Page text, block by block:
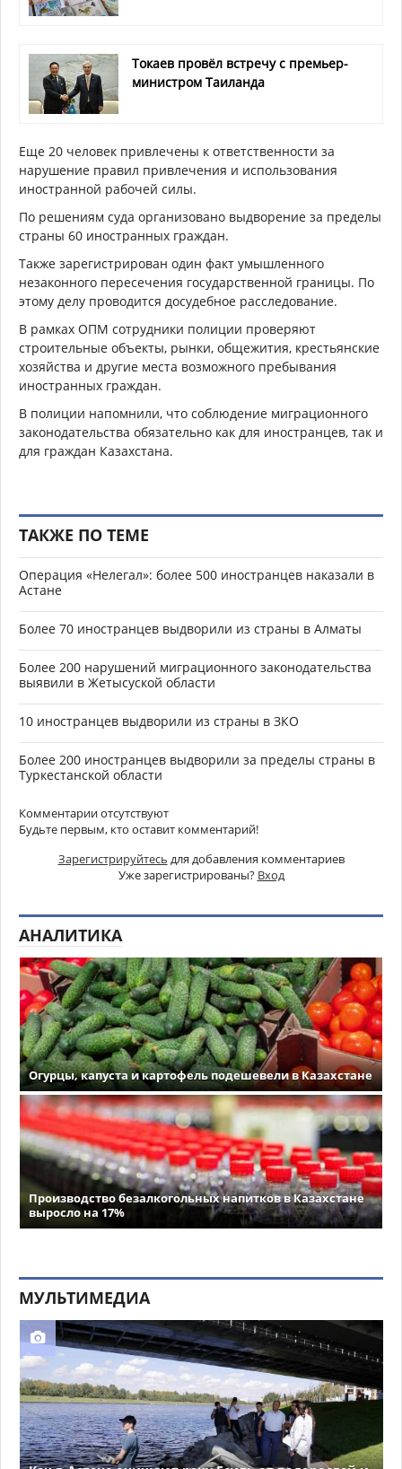
Токаев провёл встречу с премьер-
министром Таиланда
Еще 20 человек привлечены к ответственности за
нарушение правил привлечения и использования
иностранной рабочей силы.
По решениям суда организовано выдворение за пределы
страны 60 иностранных граждан.
Также зарегистрирован один факт умышленного
незаконного пересечения государственной границы. По
этому делу проводится досудебное расследование.
В рамках ОПМ сотрудники полиции проверяют
строительные объекты, рынки, общежития, крестьянские
хозяйства и другие места возможного пребывания
иностранных граждан.
В полиции напомнили, что соблюдение миграционного
законодательства обязательно как для иностранцев, так и
для граждан Казахстана.
ТАКЖЕ ПО ТЕМЕ
Операция «Нелегал»: более 500 иностранцев наказали в
Астане
Более 70 иностранцев выдворили из страны в Алматы
Более 200 нарушений миграционного законодательства
выявили в Жетысуской области
10 иностранцев выдворили из страны в ЗКО
Более 200 иностранцев выдворили за пределы страны в
Туркестанской области
Комментарии отсутствуют
Будьте первым, кто оставит комментарий!
Зарегистрируйтесь для добавления комментариев
Уже зарегистрированы? Вход
АНАЛИТИКА
Огурцы, капуста и картофель подешевели в Казахстане
Производство безалкогольных напитков в Казахстане
выросло на 17%
МУЛЬТИМЕДИА